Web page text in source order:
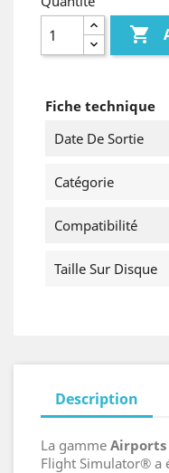

Fiche technique
Date De Sortie
Catégorie
Compatibilité
Taille Sur Disque
Description
La gamme Airports
Flight Simulator® a